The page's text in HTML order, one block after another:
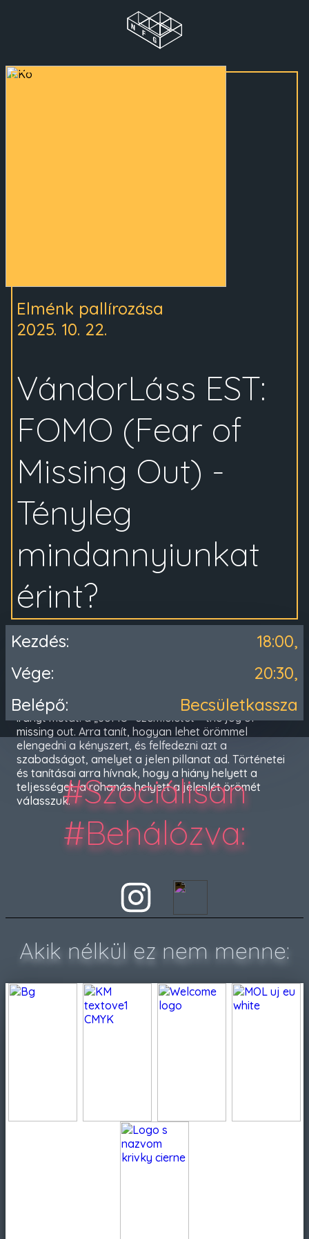
Elménk pallírozása
2025. 10. 22.
VándorLáss EST:
FOMO (Fear of
Missing Out) -
Tényleg
mindannyiunkat
érint?
területét áthatja, befolyásolja a „FoMO” – a fear of
kimaradástól való félelem. Kovi azonban egy másik
irányt mutat: a „JoMO” szemléletét – the joy of
missing out. Arra tanít, hogyan lehet örömmel
elengedni a kényszert, és felfedezni azt a
szabadságot, amelyet a jelen pillanat ad. Történetei
és tanításai arra hívnak, hogy a hiány helyett a
teljességet, a rohanás helyett a jelenlét örömét
válasszuk.
Kezdés:
18:00,
Vége:
20:30,
Belépő:
Becsületkassza
#Szociálisan
#Behálózva:
Akik nélkül ez nem menne: